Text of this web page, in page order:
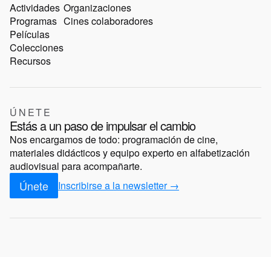
Actividades
Programas
Películas
Colecciones
Recursos
Organizaciones
Cines colaboradores
ÚNETE
Estás a un paso de impulsar el cambio
Nos encargamos de todo: programación de cine,
materiales didácticos y equipo experto en alfabetización
audiovisual para acompañarte.
Únete Inscribirse a la newsletter →